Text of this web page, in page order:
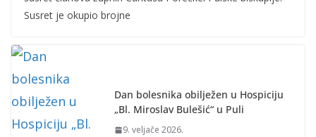
Susret je okupio brojne
Dan bolesnika obilježen u Hospiciju
„Bl. Miroslav Bulešić“ u Puli
9. veljače 2026.